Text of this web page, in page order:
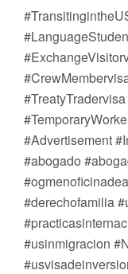
#Advertisement
#abogado
#derechofamilia
#usinmigracion